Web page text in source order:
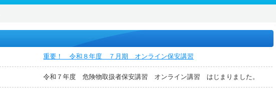
重要！ 令和８年度 ７月期 オンライン保安講習
令和７年度 危険物取扱者保安講習 オンライン講習 はじまりました。